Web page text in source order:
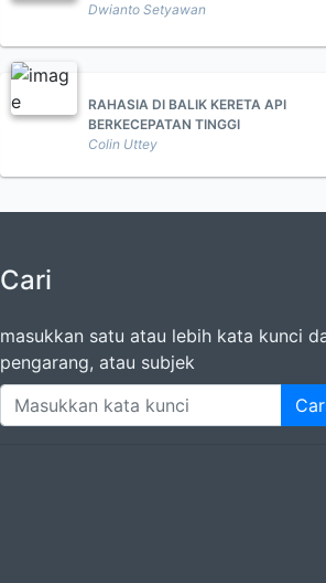
Dwianto Setyawan
RAHASIA DI BALIK KERETA API
BERKECEPATAN TINGGI
Colin Uttey
Cari
masukkan satu atau lebih kata kunci
pengarang, atau subjek